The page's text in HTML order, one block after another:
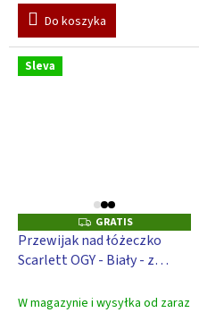
Do koszyka
Sleva
G
R
A
T
GRATIS
Przewijak nad łóżeczko
Scarlett OGY - Biały - z
Galaktyka - różowy
W magazynie i wysyłka od zaraz